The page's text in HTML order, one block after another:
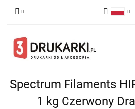
English
Spectrum Filaments
1 kg Czerwony